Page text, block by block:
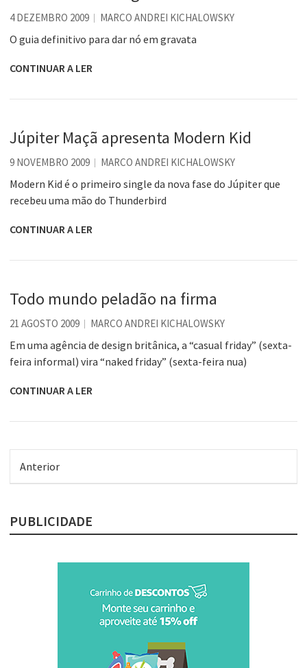
4 DEZEMBRO 2009 MARCO ANDREI KICHALOWSKY
O guia definitivo para dar nó em gravata
CONTINUAR A LER
Júpiter Maçã apresenta Modern Kid
9 NOVEMBRO 2009 MARCO ANDREI KICHALOWSKY
Modern Kid é o primeiro single da nova fase do Júpiter que
recebeu uma mão do Thunderbird
CONTINUAR A LER
Todo mundo peladão na firma
21 AGOSTO 2009 MARCO ANDREI KICHALOWSKY
Em uma agência de design britânica, a “casual friday” (sexta-
feira informal) vira “naked friday” (sexta-feira nua)
CONTINUAR A LER
Anterior
PUBLICIDADE